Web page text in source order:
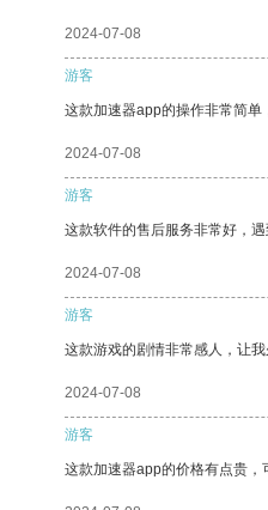
2024-07-08
游客
这款加速器app的操作非常简单
2024-07-08
游客
这款软件的售后服务非常好，遇
2024-07-08
游客
这款游戏的剧情非常感人，让我
2024-07-08
游客
这款加速器app的价格有点贵，